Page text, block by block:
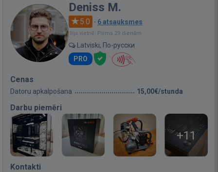
Deniss M.
5.0 · 6 atsauksmes
Bija vietnē: Pirms 29 dienām
Latviski, По-русски
PRO
Cenas
Datoru apkalpošana 15,00€/stunda
Darbu piemēri
+11
Kontakti